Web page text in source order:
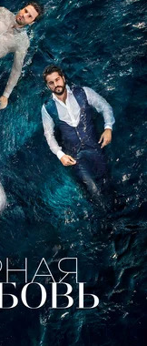
173 серия
177 серия
181 серия
185 серия
189 серия
193 серия
197 серия